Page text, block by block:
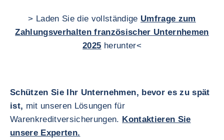
> Laden Sie die vollständige Umfrage zum
Zahlungsverhalten französischer Unternhemen
2025 herunter<
Schützen Sie Ihr Unternehmen, bevor es zu spät
ist, mit unseren Lösungen für
Warenkreditversicherungen. Kontaktieren Sie
unsere Experten.